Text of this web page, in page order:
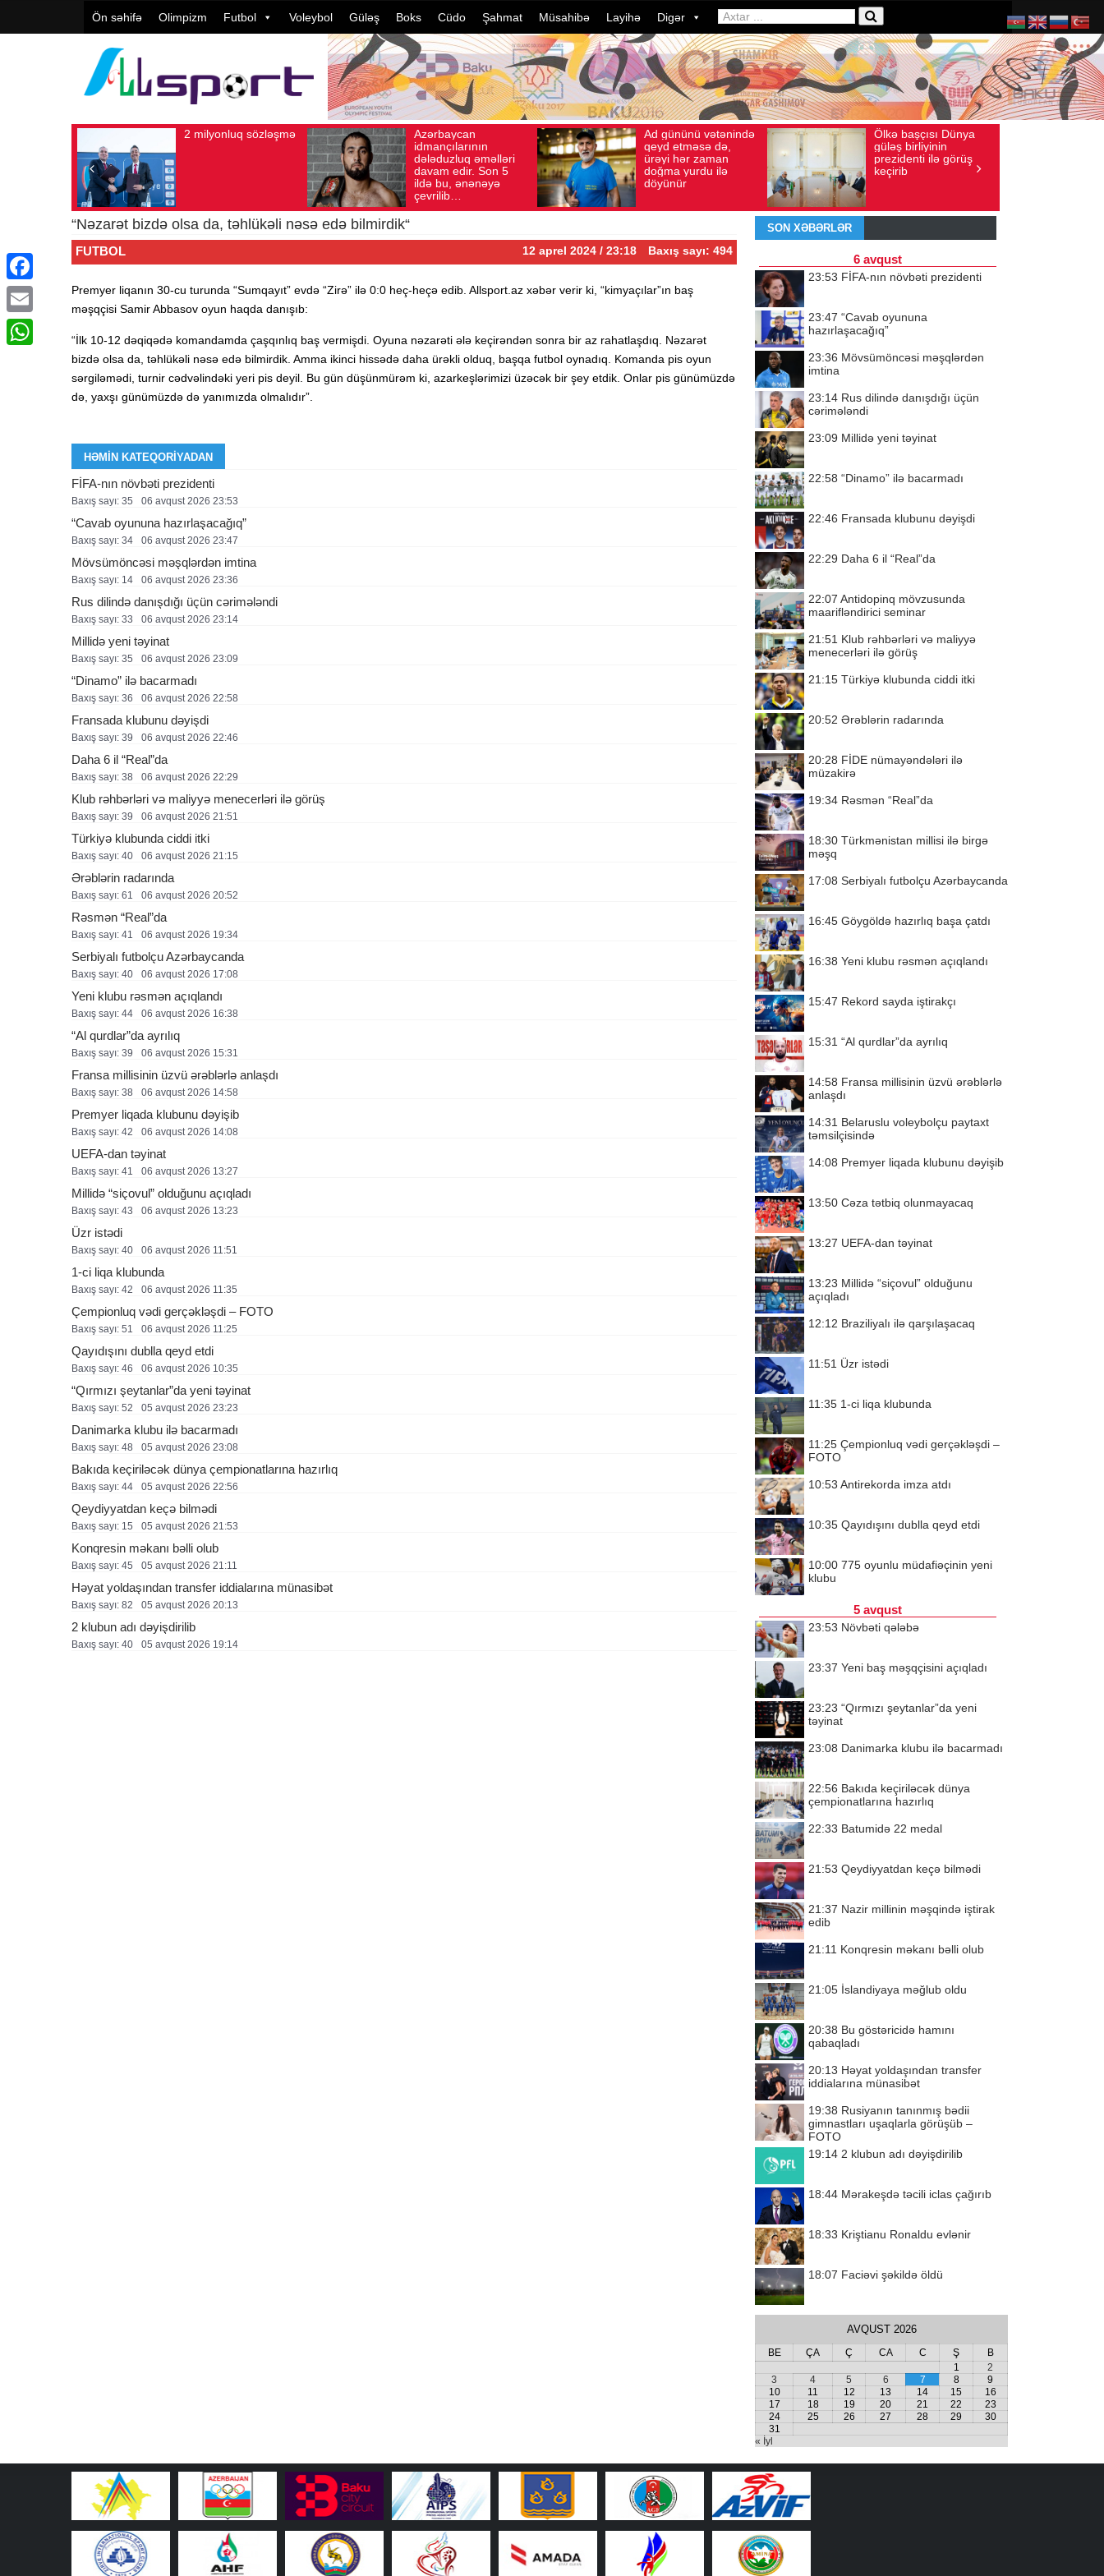
Ön səhifə Olimpizm Futbol Voleybol Güləş Boks Cüdo Şahmat Müsahibə Layihə Digər
2 milyonluq sözləşmə
Baxış sayı: 80
Avqust 04, 2026
Azərbaycan
idmançılarının
dələduzluq əməlləri
davam edir. Son 5
ildə bu, ənənəyə
çevrilib…
Baxış sayı: 136
Avqust 04, 2026
Ad gününü vətənində
qeyd etməsə də,
ürəyi hər zaman
doğma yurdu ilə
döyünür
Baxış sayı: 238
İyul 30, 2026
Ölkə başçısı Dünya
güləş birliyinin
prezidenti ilə görüş
keçirib
Baxış sayı: 70
İyul 29, 2026
“Nəzarət bizdə olsa da, təhlükəli nəsə edə bilmirdik“
FUTBOL 12 aprel 2024 / 23:18 Baxış sayı: 494
Premyer liqanın 30-cu turunda “Sumqayıt” evdə “Zirə” ilə 0:0 heç-heçə edib. Allsport.az xəbər verir ki, “kimyaçılar”ın baş
məşqçisi Samir Abbasov oyun haqda danışıb:
“İlk 10-12 dəqiqədə komandamda çaşqınlıq baş vermişdi. Oyuna nəzarəti ələ keçirəndən sonra bir az rahatlaşdıq. Nəzarət
bizdə olsa da, təhlükəli nəsə edə bilmirdik. Amma ikinci hissədə daha ürəkli olduq, başqa futbol oynadıq. Komanda pis oyun
sərgiləmədi, turnir cədvəlindəki yeri pis deyil. Bu gün düşünmürəm ki, azarkeşlərimizi üzəcək bir şey etdik. Onlar pis günümüzdə
də, yaxşı günümüzdə də yanımızda olmalıdır”.
HƏMIN KATEQORIYADAN
FİFA-nın növbəti prezidenti
Baxış sayı: 35 06 avqust 2026 23:53
“Cavab oyununa hazırlaşacağıq”
Baxış sayı: 34 06 avqust 2026 23:47
Mövsümöncəsi məşqlərdən imtina
Baxış sayı: 14 06 avqust 2026 23:36
Rus dilində danışdığı üçün cərimələndi
Baxış sayı: 33 06 avqust 2026 23:14
Millidə yeni təyinat
Baxış sayı: 35 06 avqust 2026 23:09
“Dinamo” ilə bacarmadı
Baxış sayı: 36 06 avqust 2026 22:58
Fransada klubunu dəyişdi
Baxış sayı: 39 06 avqust 2026 22:46
Daha 6 il “Real”da
Baxış sayı: 38 06 avqust 2026 22:29
Klub rəhbərləri və maliyyə menecerləri ilə görüş
Baxış sayı: 39 06 avqust 2026 21:51
Türkiyə klubunda ciddi itki
Baxış sayı: 40 06 avqust 2026 21:15
Ərəblərin radarında
Baxış sayı: 61 06 avqust 2026 20:52
Rəsmən “Real”da
Baxış sayı: 41 06 avqust 2026 19:34
Serbiyalı futbolçu Azərbaycanda
Baxış sayı: 40 06 avqust 2026 17:08
Yeni klubu rəsmən açıqlandı
Baxış sayı: 44 06 avqust 2026 16:38
“Al qurdlar”da ayrılıq
Baxış sayı: 39 06 avqust 2026 15:31
Fransa millisinin üzvü ərəblərlə anlaşdı
Baxış sayı: 38 06 avqust 2026 14:58
Premyer liqada klubunu dəyişib
Baxış sayı: 42 06 avqust 2026 14:08
UEFA-dan təyinat
Baxış sayı: 41 06 avqust 2026 13:27
Millidə “siçovul” olduğunu açıqladı
Baxış sayı: 43 06 avqust 2026 13:23
Üzr istədi
Baxış sayı: 40 06 avqust 2026 11:51
1-ci liqa klubunda
Baxış sayı: 42 06 avqust 2026 11:35
Çempionluq vədi gerçəkləşdi – FOTO
Baxış sayı: 51 06 avqust 2026 11:25
Qayıdışını dublla qeyd etdi
Baxış sayı: 46 06 avqust 2026 10:35
“Qırmızı şeytanlar”da yeni təyinat
Baxış sayı: 52 05 avqust 2026 23:23
Danimarka klubu ilə bacarmadı
Baxış sayı: 48 05 avqust 2026 23:08
Bakıda keçiriləcək dünya çempionatlarına hazırlıq
Baxış sayı: 44 05 avqust 2026 22:56
Qeydiyyatdan keçə bilmədi
Baxış sayı: 15 05 avqust 2026 21:53
Konqresin məkanı bəlli olub
Baxış sayı: 45 05 avqust 2026 21:11
Həyat yoldaşından transfer iddialarına münasibət
Baxış sayı: 82 05 avqust 2026 20:13
2 klubun adı dəyişdirilib
Baxış sayı: 40 05 avqust 2026 19:14
SON XƏBƏRLƏR
6 avqust
23:53 FİFA-nın növbəti prezidenti
23:47 “Cavab oyununa
hazırlaşacağıq”
23:36 Mövsümöncəsi məşqlərdən
imtina
23:14 Rus dilində danışdığı üçün
cərimələndi
23:09 Millidə yeni təyinat
22:58 “Dinamo” ilə bacarmadı
22:46 Fransada klubunu dəyişdi
22:29 Daha 6 il “Real”da
22:07 Antidopinq mövzusunda
maarifləndirici seminar
21:51 Klub rəhbərləri və maliyyə
menecerləri ilə görüş
21:15 Türkiyə klubunda ciddi itki
20:52 Ərəblərin radarında
20:28 FİDE nümayəndələri ilə
müzakirə
19:34 Rəsmən “Real”da
18:30 Türkmənistan millisi ilə birgə
məşq
17:08 Serbiyalı futbolçu Azərbaycanda
16:45 Göygöldə hazırlıq başa çatdı
16:38 Yeni klubu rəsmən açıqlandı
15:47 Rekord sayda iştirakçı
15:31 “Al qurdlar”da ayrılıq
14:58 Fransa millisinin üzvü ərəblərlə
anlaşdı
14:31 Belaruslu voleybolçu paytaxt
təmsilçisində
14:08 Premyer liqada klubunu dəyişib
13:50 Cəza tətbiq olunmayacaq
13:27 UEFA-dan təyinat
13:23 Millidə “siçovul” olduğunu
açıqladı
12:12 Braziliyalı ilə qarşılaşacaq
11:51 Üzr istədi
11:35 1-ci liqa klubunda
11:25 Çempionluq vədi gerçəkləşdi –
FOTO
10:53 Antirekorda imza atdı
10:35 Qayıdışını dublla qeyd etdi
10:00 775 oyunlu müdafiəçinin yeni
klubu
5 avqust
23:53 Növbəti qələbə
23:37 Yeni baş məşqçisini açıqladı
23:23 “Qırmızı şeytanlar”da yeni
təyinat
23:08 Danimarka klubu ilə bacarmadı
22:56 Bakıda keçiriləcək dünya
çempionatlarına hazırlıq
22:33 Batumidə 22 medal
21:53 Qeydiyyatdan keçə bilmədi
21:37 Nazir millinin məşqində iştirak
edib
21:11 Konqresin məkanı bəlli olub
21:05 İslandiyaya məğlub oldu
20:38 Bu göstəricidə hamını
qabaqladı
20:13 Həyat yoldaşından transfer
iddialarına münasibət
19:38 Rusiyanın tanınmış bədii
gimnastları uşaqlarla görüşüb –
FOTO
19:14 2 klubun adı dəyişdirilib
18:44 Mərakeşdə təcili iclas çağırıb
18:33 Kriştianu Ronaldu evlənir
18:07 Faciəvi şəkildə öldü
AVQUST 2026
BE ÇA Ç CA C Ş
B
1
2
3
4 5 6 7 8
9
10
11 12 13 14 15
16
17
18 19 20 21 22
23
24
25 26 27 28 29
30
31
« İyl
Facebook
Email